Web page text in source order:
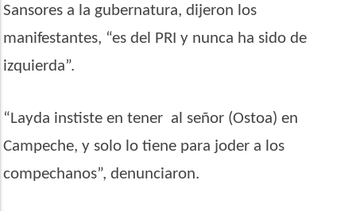
Sansores a la gubernatura, dijeron los
manifestantes, “es del PRI y nunca ha sido de
izquierda”.
“Layda instiste en tener al señor (Ostoa) en
Campeche, y solo lo tiene para joder a los
compechanos”, denunciaron.